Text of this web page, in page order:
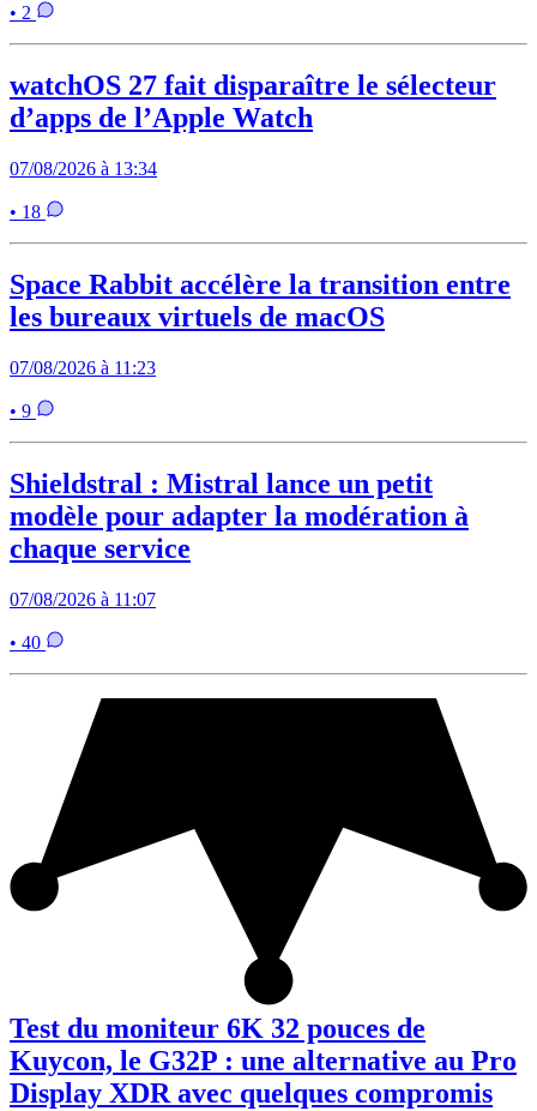
• 2
watchOS 27 fait disparaître le sélecteur
d’apps de l’Apple Watch
07/08/2026 à 13:34
• 18
Space Rabbit accélère la transition entre
les bureaux virtuels de macOS
07/08/2026 à 11:23
• 9
Shieldstral : Mistral lance un petit
modèle pour adapter la modération à
chaque service
07/08/2026 à 11:07
• 40
Test du moniteur 6K 32 pouces de
Kuycon, le G32P : une alternative au Pro
Display XDR avec quelques compromis